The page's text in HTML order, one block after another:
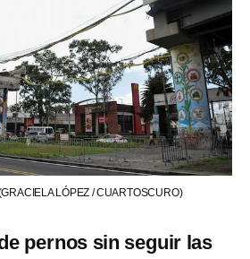
LÓPEZ / CUARTOSCURO)
pernos sin seguir las